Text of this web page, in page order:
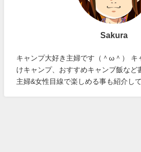
Sakura
キャンプ大好き主婦です（＾ω＾） キ
けキャンプ、おすすめキャンプ飯など
主婦&女性目線で楽しめる事も紹介し